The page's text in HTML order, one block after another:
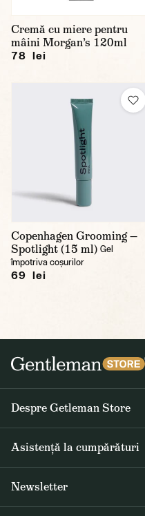
Cremă cu miere pentru
mâini Morgan’s 120ml
78 lei
Copenhagen Grooming —
Spotlight (15 ml) Gel
împotriva coșurilor
69 lei
Despre Getleman Store
Asistență la cumpărături
Newsletter